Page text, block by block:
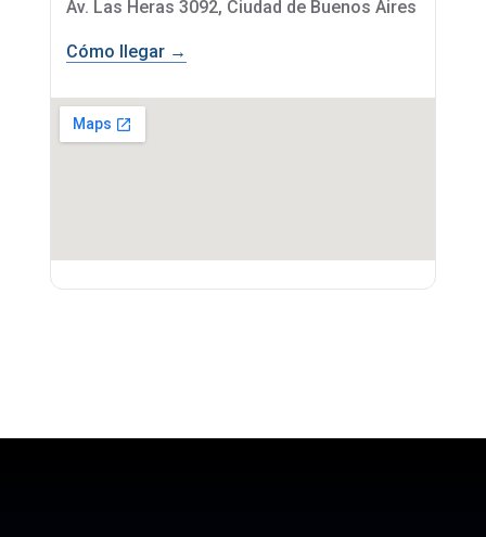
Av. Las Heras 3092, Ciudad de Buenos Aires
Cómo llegar →